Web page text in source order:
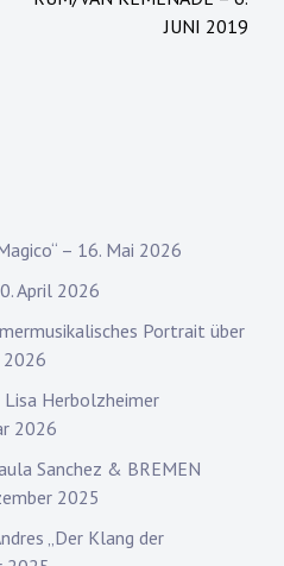
JUNI 2019
– 16. Mai 2026
April 2026
Portrait über
2026
Herbolzheimer
2026
Sanchez & BREMEN
2025
„Der Klang der